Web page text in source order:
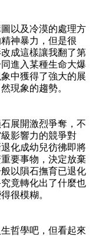
以及冷漠的處理方
神暴力，但是很
成這樣讓我翻了第
進入某種生命大爆
中獲得了強大的展
現象的趨勢。
展開激烈爭奪，不
影響力的競爭對
化成幼兒彷彿即將
要事物，決定放棄
以隕石撫育已退化
竟轉化出了什麼也
很模糊。
哲學吧，但看起來